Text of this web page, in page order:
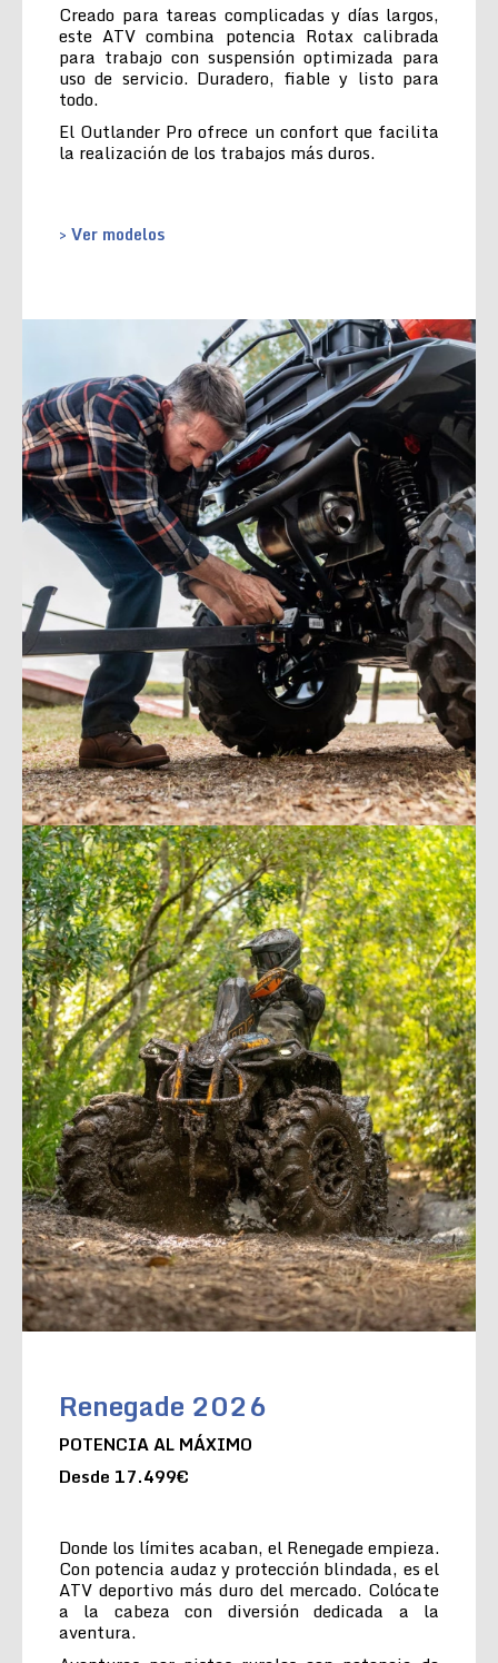
Creado para tareas complicadas y días largos,
este ATV combina potencia Rotax calibrada
para trabajo con suspensión optimizada para
uso de servicio. Duradero, fiable y listo para
todo.
El Outlander Pro ofrece un confort que facilita
la realización de los trabajos más duros.
> Ver modelos
Renegade 2026
POTENCIA AL MÁXIMO
Desde 17.499€
Donde los límites acaban, el Renegade empieza.
Con potencia audaz y protección blindada, es el
ATV deportivo más duro del mercado. Colócate
a la cabeza con diversión dedicada a la
aventura.